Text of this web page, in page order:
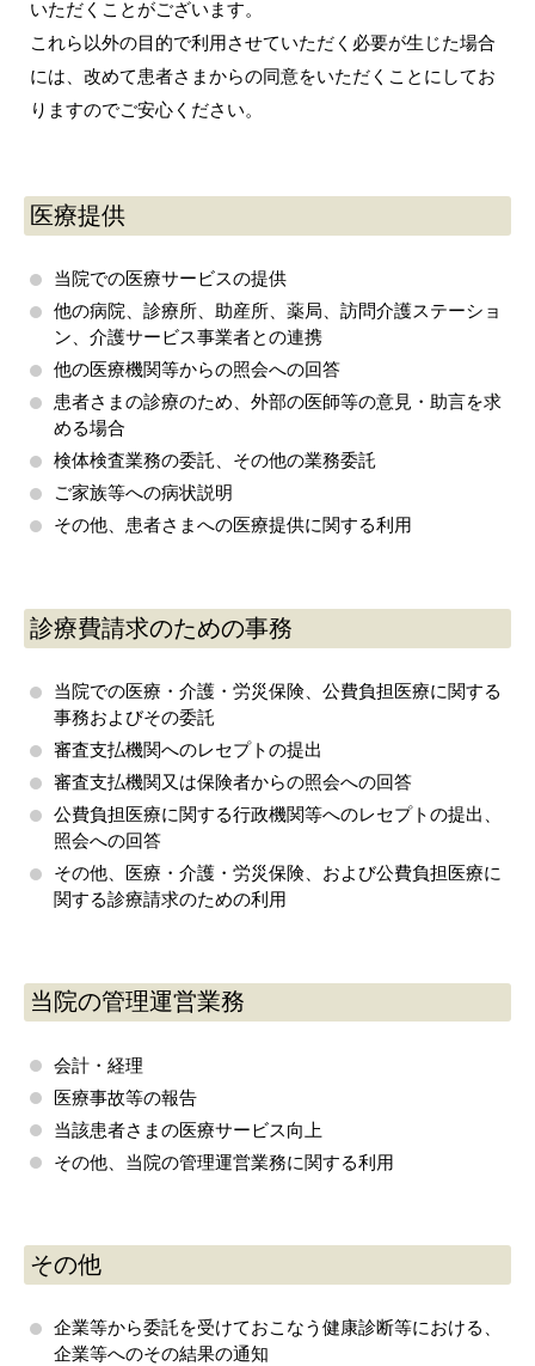
いただくことがございます。
これら以外の目的で利用させていただく必要が生じた場合
には、改めて患者さまからの同意をいただくことにしてお
りますのでご安心ください。
医療提供
当院での医療サービスの提供
他の病院、診療所、助産所、薬局、訪問介護ステーショ
ン、介護サービス事業者との連携
他の医療機関等からの照会への回答
患者さまの診療のため、外部の医師等の意見・助言を求
める場合
検体検査業務の委託、その他の業務委託
ご家族等への病状説明
その他、患者さまへの医療提供に関する利用
診療費請求のための事務
当院での医療・介護・労災保険、公費負担医療に関する
事務およびその委託
審査支払機関へのレセプトの提出
審査支払機関又は保険者からの照会への回答
公費負担医療に関する行政機関等へのレセプトの提出、
照会への回答
その他、医療・介護・労災保険、および公費負担医療に
関する診療請求のための利用
当院の管理運営業務
会計・経理
医療事故等の報告
当該患者さまの医療サービス向上
その他、当院の管理運営業務に関する利用
その他
企業等から委託を受けておこなう健康診断等における、
企業等へのその結果の通知